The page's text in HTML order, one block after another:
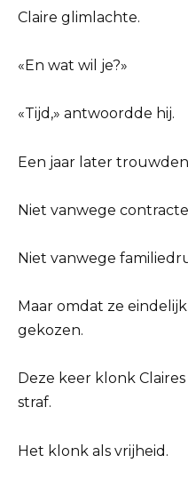
Claire glimlachte.
«En wat wil je?»
«Tijd,» antwoordde hij.
Een jaar later
Niet vanwege
Niet vanwege
Maar omdat ze
gekozen.
Deze keer klonk
straf.
Het klonk als vrijheid.